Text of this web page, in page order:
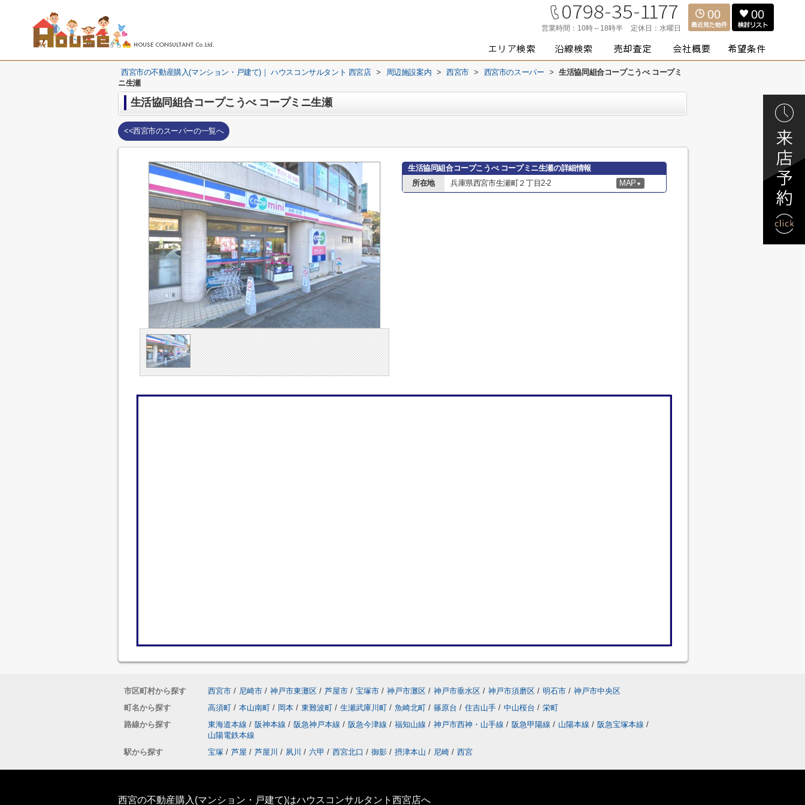
営業時間： 10時～18時半 定休日： 水曜日
00 00
西宮市の不動産購入(マンション・戸建て)｜ ハウスコンサルタント 西宮店 > 周辺施設案内 > 西宮市 > 西宮市のスーパー >
生活協同組合コープこうべ コープミ
ニ生瀬
生活協同組合コープこうべ コープミニ生瀬
<<西宮市のスーパーの一覧へ
生活協同組合コープこうべ コープミニ生瀬の詳細情報
所在地
兵庫県西宮市生瀬町２丁目2-2 MAP ▼
市区町村から探す 西宮市 / 尼崎市 / 神戸市東灘区 / 芦屋市 / 宝塚市 / 神戸市灘区 / 神戸市垂水区 / 神戸市須磨区 / 明石市 / 神戸市中央区
町名から探す
高須町 / 本山南町 / 岡本 / 東難波町 / 生瀬武庫川町 / 魚崎北町 / 篠原台 / 住吉山手 / 中山桜台 / 栄町
路線から探す
東海道本線 / 阪神本線 / 阪急神戸本線 / 阪急今津線 / 福知山線 / 神戸市西神・山手線 / 阪急甲陽線 / 山陽本線 / 阪急宝塚本線 /
山陽電鉄本線
駅から探す
宝塚 / 芦屋 / 芦屋川 / 夙川 / 六甲 / 西宮北口 / 御影 / 摂津本山 / 尼崎 / 西宮
西宮の不動産購入(マンション・戸建て)はハウスコンサルタント西宮店へ